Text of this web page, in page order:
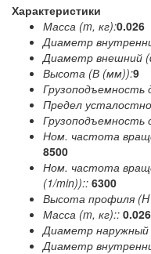
Характеристики
Масса (m, кг):0.026
Диаметр
Диаметр внешний
Высота (В (мм)):9
Грузоподъемность
Предел
Грузоподъемность
Ном. частота
8500
Ном. частота
(1/min)):: 6300
Высота профиля
Масса (m, кг):: 0.026
Диаметр
Диаметр